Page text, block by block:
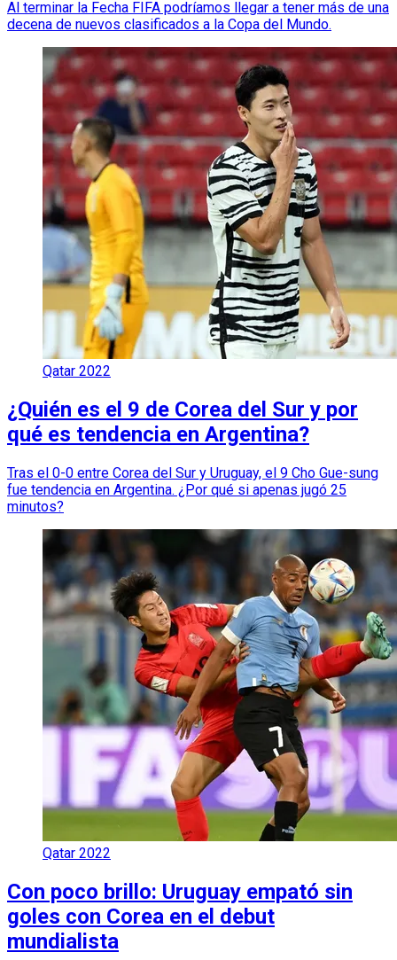
Al terminar la Fecha FIFA podríamos llegar a tener más de una
decena de nuevos clasificados a la Copa del Mundo.
Qatar 2022
¿Quién es el 9 de Corea del Sur y por
qué es tendencia en Argentina?
Tras el 0-0 entre Corea del Sur y Uruguay, el 9 Cho Gue-sung
fue tendencia en Argentina. ¿Por qué si apenas jugó 25
minutos?
Qatar 2022
Con poco brillo: Uruguay empató sin
goles con Corea en el debut
mundialista